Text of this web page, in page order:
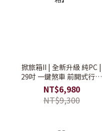
掀旅箱II | 全新升級 純PC |
29吋 一鍵煞車 前開式行李
箱【旅行箱/大行李箱/硬殼
行李箱】
NT$6,980
NT$9,300